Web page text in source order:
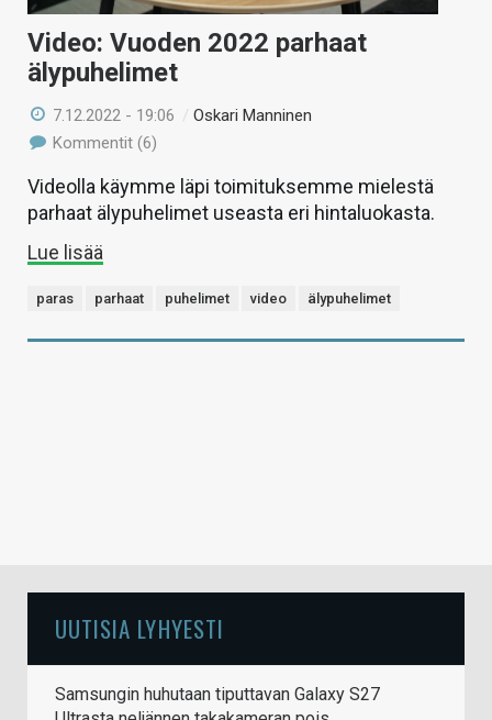
Video: Vuoden 2022 parhaat
älypuhelimet
7.12.2022 - 19:06 /Oskari Manninen
Kommentit (6)
Videolla käymme läpi toimituksemme mielestä
parhaat älypuhelimet useasta eri hintaluokasta.
Lue lisää
paras parhaat puhelimet video älypuhelimet
UUTISIA LYHYESTI
Samsungin huhutaan tiputtavan Galaxy S27